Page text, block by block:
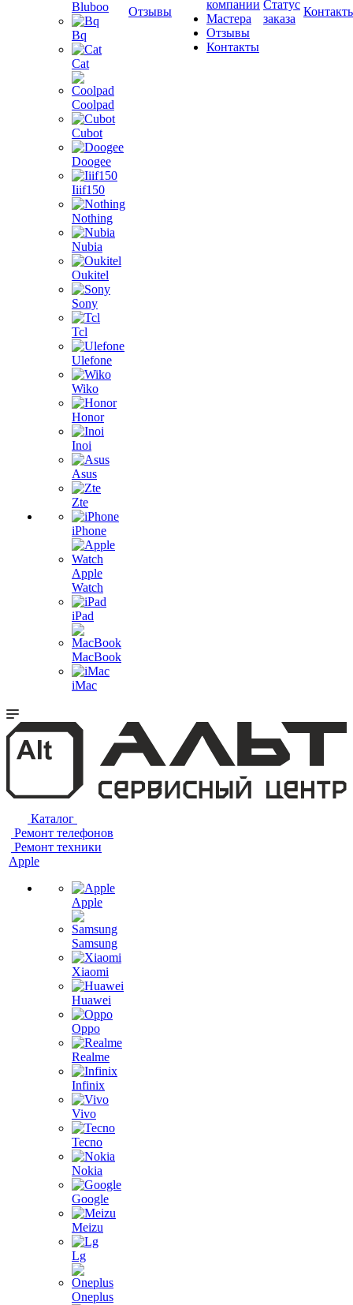
Bluboo
Bq
Cat
Coolpad
Cubot
Doogee
Iiif150
Nothing
Nubia
Oukitel
Sony
Tcl
Ulefone
Wiko
Honor
Inoi
Asus
Zte
iPhone
Apple
Watch
iPad
MacBook
iMac
Отзывы
компании
Мастера
Отзывы
Контакты
Статус
заказа
Каталог
Ремонт телефонов
Ремонт техники
Apple
Apple
Samsung
Xiaomi
Huawei
Oppo
Realme
Infinix
Vivo
Tecno
Nokia
Google
Meizu
Lg
Oneplus